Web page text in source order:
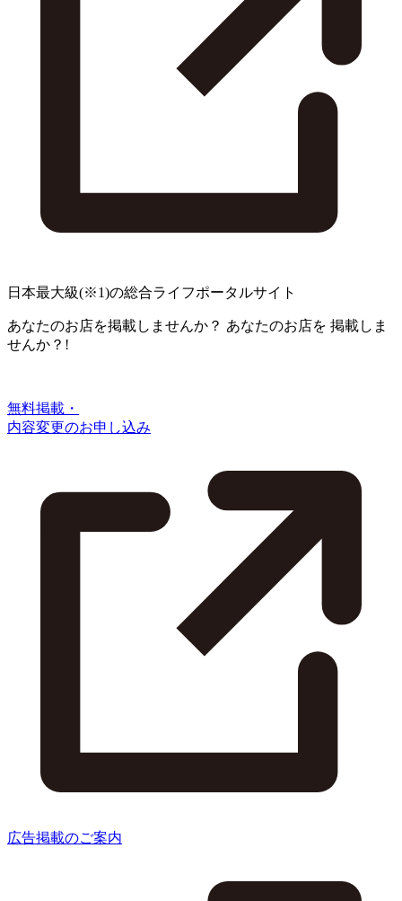
日本最大級(※1)の総合ライフポータルサイト
あなたのお店を掲載しませんか？ あなたのお店を 掲載しま
せんか？!
無料掲載・
内容変更のお申し込み
広告掲載のご案内